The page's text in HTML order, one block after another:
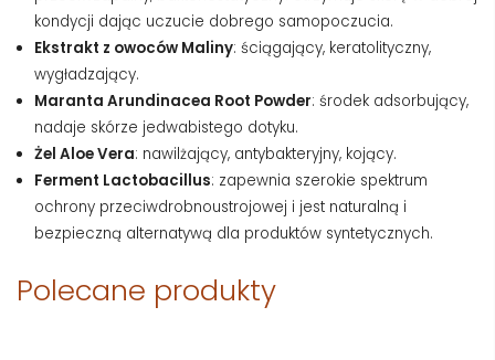
kondycji dając uczucie dobrego samopoczucia.
Ekstrakt z owoców Maliny: ściągający, keratolityczny,
wygładzający.
Maranta Arundinacea Root Powder: środek adsorbujący,
nadaje skórze jedwabistego dotyku.
Żel Aloe Vera: nawilżający, antybakteryjny, kojący.
Ferment Lactobacillus: zapewnia szerokie spektrum
ochrony przeciwdrobnoustrojowej i jest naturalną i
bezpieczną alternatywą dla produktów syntetycznych.
Polecane produkty